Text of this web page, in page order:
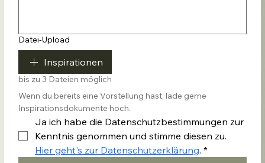
Datei-Upload
Inspirationen
bis zu 3 Dateien möglich
Wenn du bereits eine Vorstellung hast, lade gerne
Inspirationsdokumente hoch.
Ja ich habe die Datenschutzbestimmungen zur
Hier geht's zur Datenschutzerklärung. *